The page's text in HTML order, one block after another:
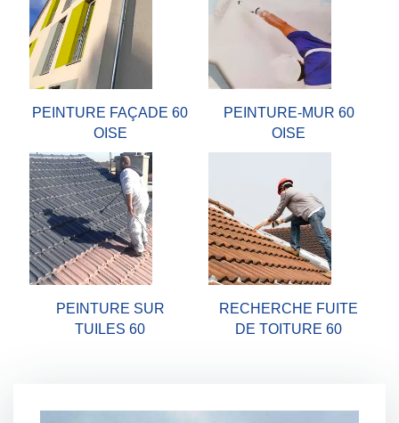
PEINTURE FAÇADE 60
OISE
PEINTURE-MUR 60
OISE
PEINTURE SUR
TUILES 60
RECHERCHE FUITE
DE TOITURE 60